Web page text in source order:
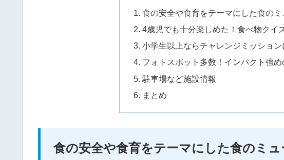
食の安全や食育をテーマにした食のミ
4歳児でも十分楽しめた！食べ物クイ
小学生以上ならチャレンジミッション
フォトスポット多数！インパクト強め
駐車場など施設情報
まとめ
食の安全や食育をテーマにした食のミュ